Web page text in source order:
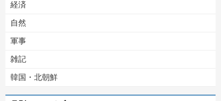
経済
自然
軍事
雑記
韓国・北朝鮮